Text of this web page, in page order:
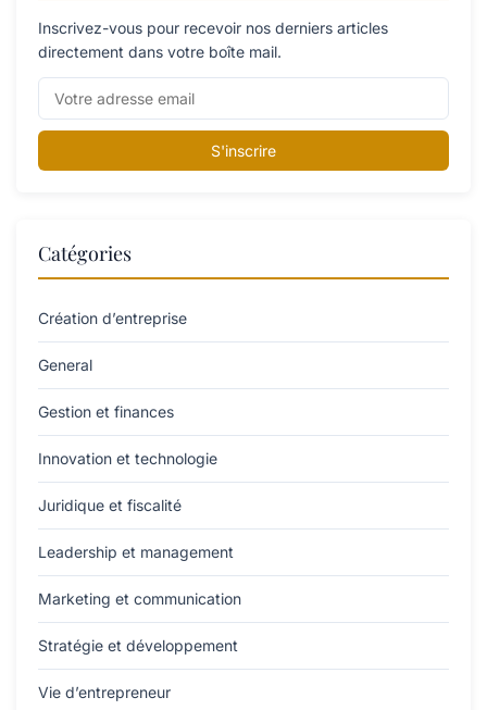
Inscrivez-vous pour recevoir nos derniers articles
directement dans votre boîte mail.
S'inscrire
Catégories
Création d’entreprise
General
Gestion et finances
Innovation et technologie
Juridique et fiscalité
Leadership et management
Marketing et communication
Stratégie et développement
Vie d’entrepreneur